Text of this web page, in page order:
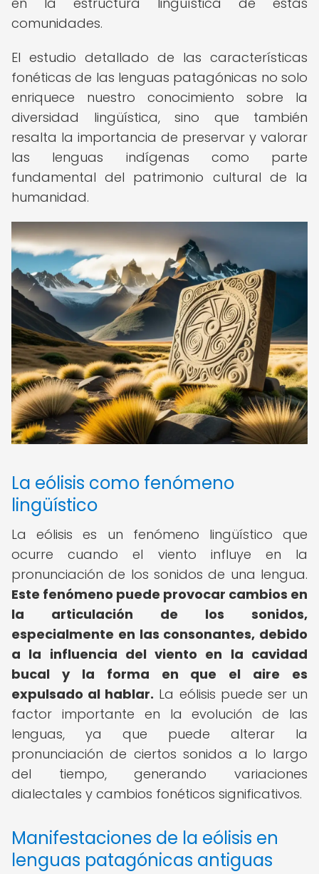
comunidades.
El estudio detallado de las características
fonéticas de las lenguas patagónicas no solo
enriquece nuestro conocimiento sobre la
diversidad lingüística, sino que también
resalta la importancia de preservar y valorar
las lenguas indígenas como parte
fundamental del patrimonio cultural de la
humanidad.
La eólisis como fenómeno
lingüístico
La eólisis es un fenómeno lingüístico que
ocurre cuando el viento influye en la
pronunciación de los sonidos de una lengua.
Este fenómeno puede provocar cambios en
la articulación de los sonidos,
especialmente en las consonantes, debido
a la influencia del viento en la cavidad
bucal y la forma en que el aire es
expulsado al hablar. La eólisis puede ser un
factor importante en la evolución de las
lenguas, ya que puede alterar la
pronunciación de ciertos sonidos a lo largo
del tiempo, generando variaciones
dialectales y cambios fonéticos significativos.
Manifestaciones de la eólisis en
lenguas patagónicas antiguas